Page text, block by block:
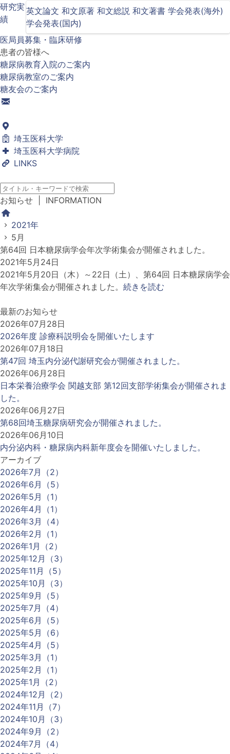
研究実
績
英文論文 和文原著 和文総説 和文著書 学会発表(海外)
学会発表(国内)
医局員募集・臨床研修
患者の皆様へ
糖尿病教育入院のご案内
糖尿病教室のご案内
糖友会のご案内
埼玉医科大学
埼玉医科大学病院
LINKS
お知らせ | INFORMATION
2021年
5月
第64回 日本糖尿病学会年次学術集会が開催されました。
2021年5月24日
2021年5月20日（木）～22日（土）、第64回 日本糖尿病学会
年次学術集会が開催されました。 続きを読む
最新のお知らせ
2026年07月28日
2026年度 診療科説明会を開催いたします
2026年07月18日
第47回 埼玉内分泌代謝研究会が開催されました。
2026年06月28日
日本栄養治療学会 関越支部 第12回支部学術集会が開催されま
した。
2026年06月27日
第68回埼玉糖尿病研究会が開催されました。
2026年06月10日
内分泌内科・糖尿病内科新年度会を開催いたしました。
アーカイブ
2026年7月（2）
2026年6月（5）
2026年5月（1）
2026年4月（1）
2026年3月（4）
2026年2月（1）
2026年1月（2）
2025年12月（3）
2025年11月（5）
2025年10月（3）
2025年9月（5）
2025年7月（4）
2025年6月（5）
2025年5月（6）
2025年4月（5）
2025年3月（1）
2025年2月（1）
2025年1月（2）
2024年12月（2）
2024年11月（7）
2024年10月（3）
2024年9月（2）
2024年7月（4）